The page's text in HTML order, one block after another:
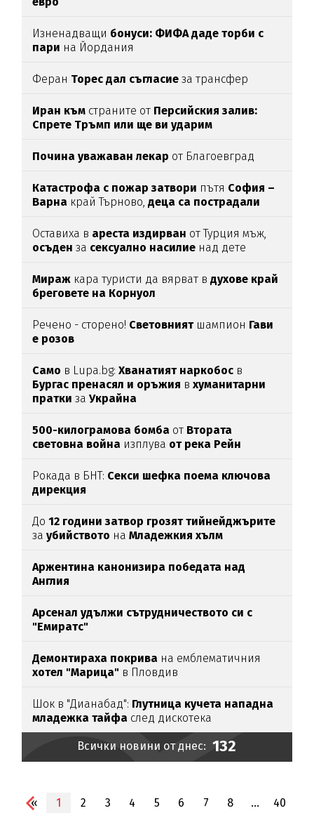
Изненадващи бонуси: ФИФА даде торби с
пари на Йордания
Феран Торес дал съгласиеза трансфер
Иран към страните от Персийския залив:
Спрете Тръмп или ще ви ударим
Почина уважаван лекар от Благоевград
Катастрофа с пожар затвори пътя София –
Варна край Търново,деца са пострадали
Оставиха в ареста издирван от Турция мъж,
осъден за сексуално насилие над дете
Мираж кара туристи да вярват вдухове край
бреговете на Корнуол
Речено - сторено! Световният шампион Гави
е розов
Само в Lupa.bg:Хванатият наркобос в
Бургас пренасял и оръжия вхуманитарни
праткизаУкрайна
500-килограмова бомба от Втората
световна война изплува от река Рейн
Рокада в БНТ: Секси шефка поема ключова
дирекция
До12 години затвор грозят тийнейджърите
заубийството наМладежкия хълм
Аржентина канонизира победата над
Англия
Арсенал удължи сътрудничеството си с
"Емиратс"
Демонтираха покрива на емблематичния
хотел "Марица" в Пловдив
Шок в "Дианабад": Глутница кучета нападна
младежка тайфа след дискотека
Всички новини от днес: 132
« 1 2 3 4 5 6 7 8 ...
40